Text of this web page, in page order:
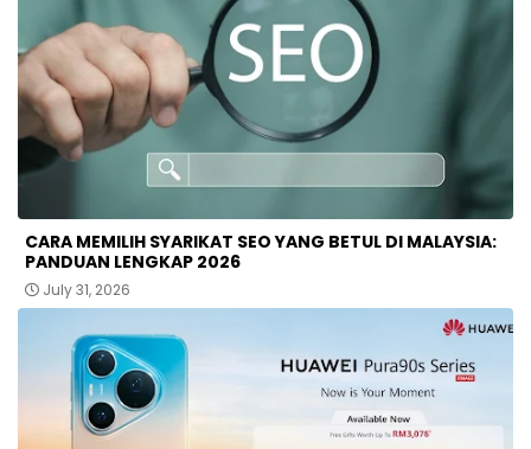
CARA MEMILIH SYARIKAT SEO YANG BETUL DI MALAYSIA:
PANDUAN LENGKAP 2026
July 31, 2026